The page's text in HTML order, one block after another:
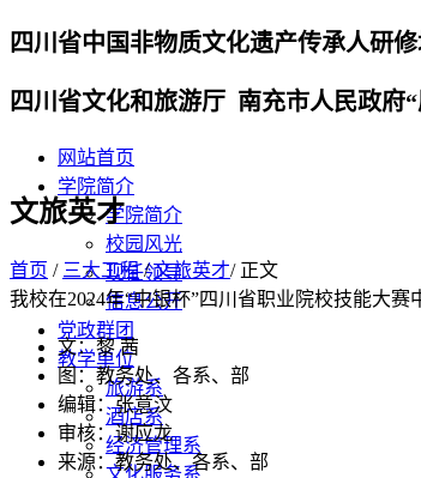
四川省中国非物质文化遗产传承人研
四川省文化和旅游厅 南充市人民政府
网站首页
学院简介
学院简介
校园风光
现任领导
信息公开
党政群团
教学单位
旅游系
酒店系
经济管理系
文化服务系
文旅英才
首页 / 三大工程/文旅英才/ 正文
我校在2024年“中银杯”四川省职业院校技能大赛
文：黎 茜
图：教务处、各系、部
编辑：张意汶
审核：谢应龙
来源：教务处、各系、部